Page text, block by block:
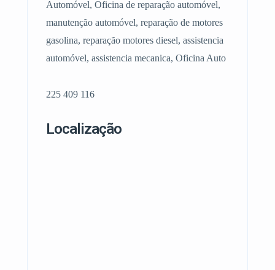
Automóvel, Oficina de reparação automóvel,
manutenção automóvel, reparação de motores
gasolina, reparação motores diesel, assistencia
automóvel, assistencia mecanica, Oficina Auto
225 409 116
Localização